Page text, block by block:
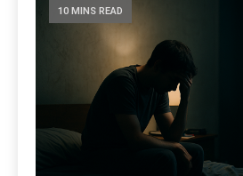
10 MINS READ